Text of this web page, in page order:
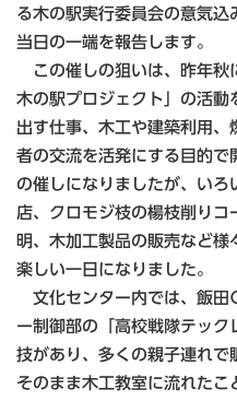
る木の駅実行委員会の意気
当日の一端を報告します。
この催しの狙いは、昨年秋
木の駅プロジェクト」の活動
出す仕事、木工や建築利用
者の交流を活発にする目的で
の催しになりましたが、いろ
店、クロモジ枝の楊枝削りコ
明、木加工製品の販売など様
楽しい一日になりました。
文化センター内では、飯田
ー制御部の「高校戦隊テッ
技があり、多くの親子連れで
そのまま木工教室に流れたこ